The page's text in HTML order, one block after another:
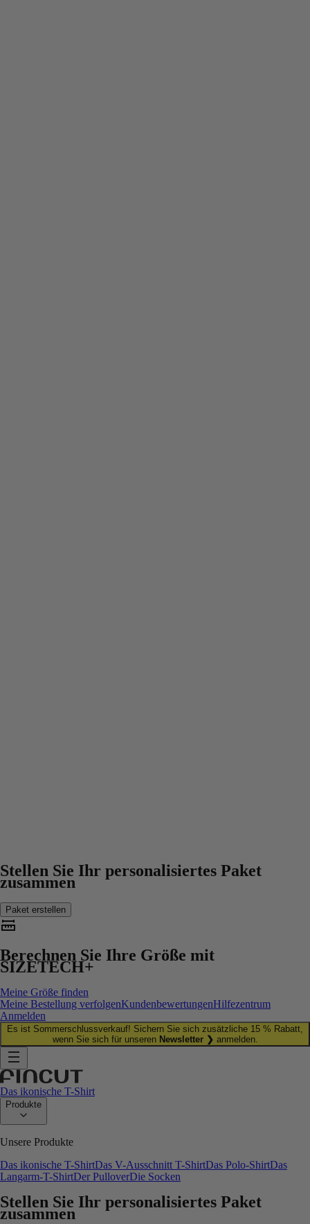
Stellen Sie Ihr personalisiertes Paket
zusammen
Paket erstellen
Berechnen Sie Ihre Größe mit
SIZETECH+
Meine Größe finden
Meine Bestellung verfolgenKundenbewertungenHilfezentrum
Anmelden
Es ist Sommerschlussverkauf! Sichern Sie sich zusätzliche 15 % Rabatt,
wenn Sie sich für unseren Newsletter ❯ anmelden.
Das ikonische T-Shirt
Produkte
Unsere Produkte
Das ikonische T-ShirtDas V-Ausschnitt T-ShirtDas Polo-ShirtDas
Langarm-T-ShirtDer PulloverDie Socken
Stellen Sie Ihr personalisiertes Paket
zusammen